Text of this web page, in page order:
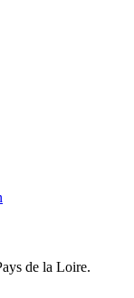
de la Loire.